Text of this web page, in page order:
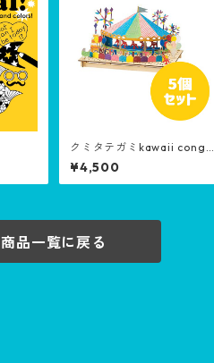
クミタテガミkawaii congra
tulation 5個セット［生産終
了品］
¥4,500
商品一覧に戻る